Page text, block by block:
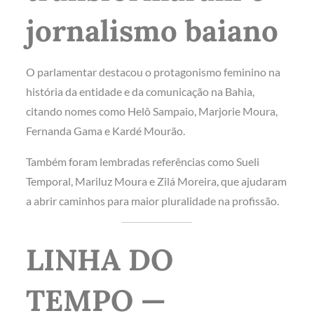
jornalismo baiano
O parlamentar destacou o protagonismo feminino na
história da entidade e da comunicação na Bahia,
citando nomes como Helô Sampaio, Marjorie Moura,
Fernanda Gama e Kardé Mourão.
Também foram lembradas referências como Sueli
Temporal, Mariluz Moura e Zilá Moreira, que ajudaram
a abrir caminhos para maior pluralidade na profissão.
LINHA DO
TEMPO —